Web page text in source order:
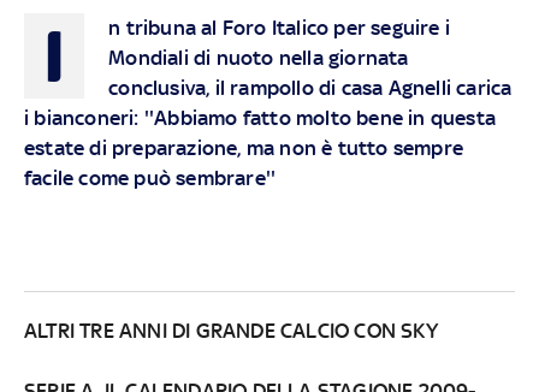
I
n tribuna al Foro Italico per seguire i
Mondiali di nuoto nella giornata
conclusiva, il rampollo di casa Agnelli carica
i bianconeri: ''Abbiamo fatto molto bene in questa
estate di preparazione, ma non è tutto sempre
facile come può sembrare''
ALTRI TRE ANNI DI GRANDE CALCIO CON SKY